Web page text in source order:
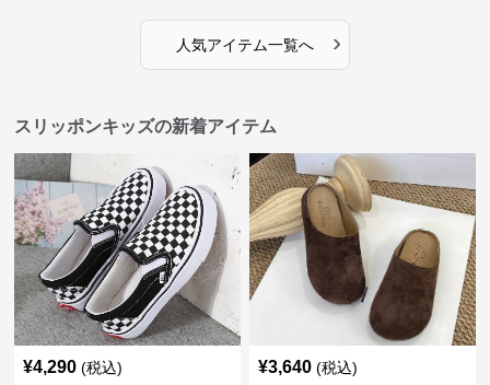
人気アイテム一覧へ ›
スリッポンキッズの新着アイテム
¥4,290 (税込) ¥3,640 (税込)